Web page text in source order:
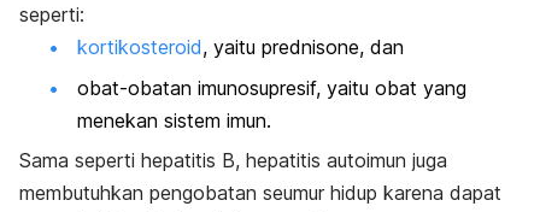
seperti:
kortikosteroid, yaitu prednisone, dan
obat-obatan imunosupresif, yaitu obat yang
menekan sistem imun.
Sama seperti hepatitis B, hepatitis autoimun juga
membutuhkan pengobatan seumur hidup karena dapat